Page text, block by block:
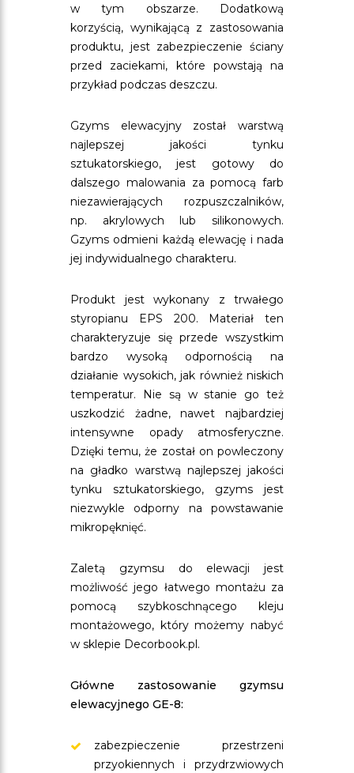
w tym obszarze. Dodatkową
korzyścią, wynikającą z zastosowania
produktu, jest zabezpieczenie ściany
przed zaciekami, które powstają na
przykład podczas deszczu.
Gzyms elewacyjny został warstwą
najlepszej jakości tynku
sztukatorskiego, jest gotowy do
dalszego malowania za pomocą farb
niezawierających rozpuszczalników,
np. akrylowych lub silikonowych.
Gzyms odmieni każdą elewację i nada
jej indywidualnego charakteru.
Produkt jest wykonany z trwałego
styropianu EPS 200. Materiał ten
charakteryzuje się przede wszystkim
bardzo wysoką odpornością na
działanie wysokich, jak również niskich
temperatur. Nie są w stanie go też
uszkodzić żadne, nawet najbardziej
intensywne opady atmosferyczne.
Dzięki temu, że został on powleczony
na gładko warstwą najlepszej jakości
tynku sztukatorskiego, gzyms jest
niezwykle odporny na powstawanie
mikropęknięć.
Zaletą gzymsu do elewacji jest
możliwość jego łatwego montażu za
pomocą szybkoschnącego kleju
montażowego, który możemy nabyć
w sklepie Decorbook.pl.
Główne zastosowanie gzymsu
elewacyjnego GE-8:
zabezpieczenie przestrzeni
przyokiennych i przydrzwiowych